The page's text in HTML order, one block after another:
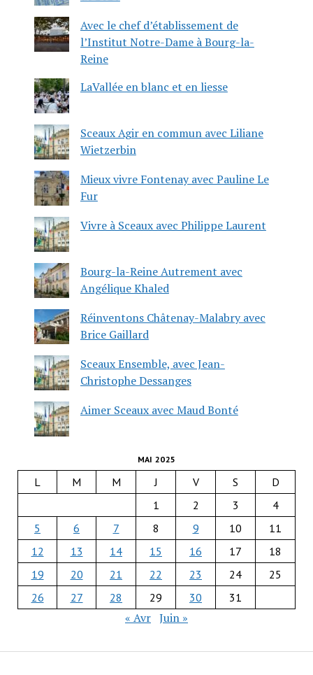
Avec le chef d’établissement de
l’Institut Notre-Dame à Bourg-la-
Reine
LaVallée en blanc et en liesse
Sceaux Agir en commun avec Liliane
Wietzerbin
Mieux vivre Fontenay avec Pauline Le
Fur
Vivre à Sceaux avec Philippe Laurent
Bourg-la-Reine Autrement avec
Angélique Khaled
Réinventons Châtenay-Malabry avec
Brice Gaillard
Sceaux Ensemble, avec Jean-
Christophe Dessanges
Aimer Sceaux avec Maud Bonté
MAI 2025
L M M J V S
D
1
2 3
4
5
6 7 8 9 10
11
12
13 14 15 16 17
18
19
20 21 22 23 24
25
26
27 28 29 30 31
« Avr Juin »